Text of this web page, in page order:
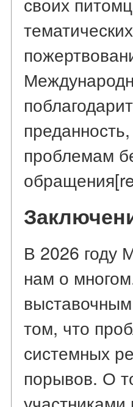
проблемам
В 2026 году
нам о
том, что
системных
порывов. О